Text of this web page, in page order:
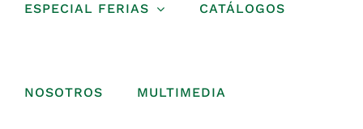
ESPECIAL FERIAS CATÁLOGOS
NOSOTROS MULTIMEDIA